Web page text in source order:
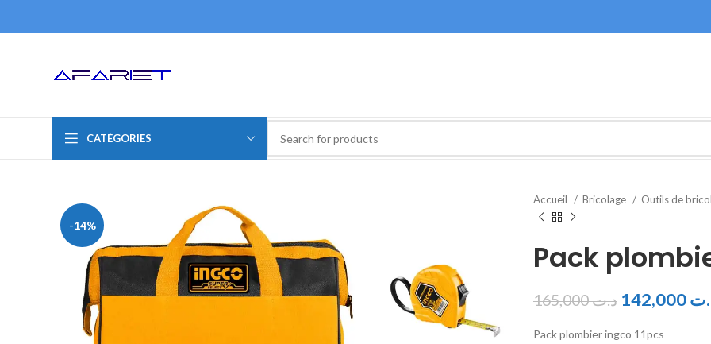
CATÉGORIES
-14%
Accueil Bricolage Outils de
Pack
د.ت165,000
Pack plombier ingco 11pcs